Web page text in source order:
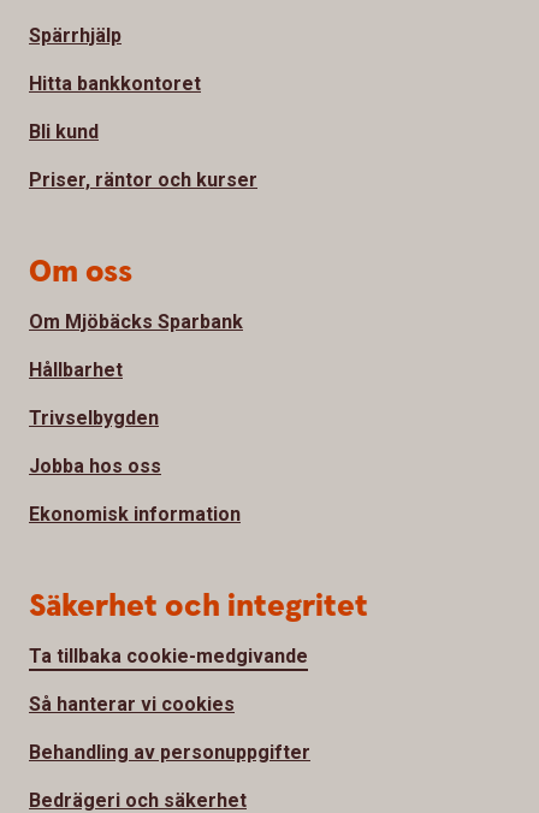
Spärrhjälp
Hitta bankkontoret
Bli kund
Priser, räntor och kurser
Om oss
Om Mjöbäcks Sparbank
Hållbarhet
Trivselbygden
Jobba hos oss
Ekonomisk information
Säkerhet och integritet
Ta tillbaka cookie-medgivande
Så hanterar vi cookies
Behandling av personuppgifter
Bedrägeri och säkerhet